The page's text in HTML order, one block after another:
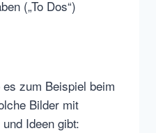
(„To Dos“)
zum Beispiel beim
Bilder mit
Ideen gibt: